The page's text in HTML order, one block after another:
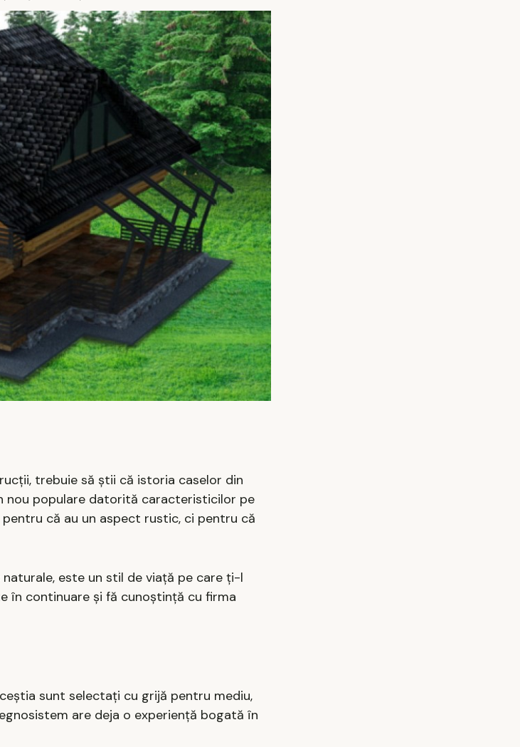
trebuie să știi că istoria caselor din
nou populare datorită caracteristicilor pe
că au un aspect rustic, ci pentru că
este un stil de viață pe care ți-l
în continuare și fă cunoștință cu firma
sunt selectați cu grijă pentru mediu,
are deja o experiență bogată în